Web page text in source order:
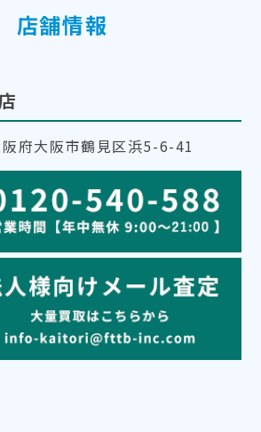
店舗情報
府大阪市鶴見区浜5-6-41